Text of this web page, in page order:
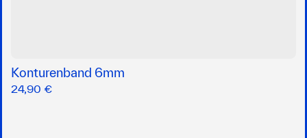
Konturenband 6mm
24,90 €